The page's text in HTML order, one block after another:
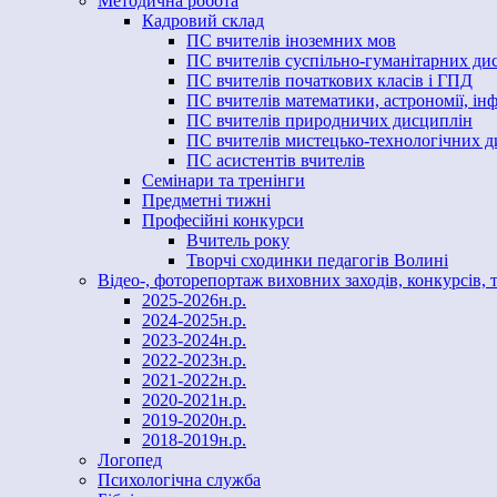
Кадровий склад
ПС вчителів іноземних мов
ПС вчителів суспільно-гуманітарних
ПС вчителів початкових класів і ГПД
ПС вчителів математики, астрономії,
ПС вчителів природничих дисциплін
ПС вчителів мистецько-технологічних
ПС асистентів вчителів
Семінари та тренінги
Предметні тижні
Професійні конкурси
Вчитель року
Творчі сходинки педагогів Волині
Відео-, фоторепортаж виховних заходів, конкурсів,
2025-2026н.р.
2024-2025н.р.
2023-2024н.р.
2022-2023н.р.
2021-2022н.р.
2020-2021н.р.
2019-2020н.р.
2018-2019н.р.
Логопед
Психологічна служба